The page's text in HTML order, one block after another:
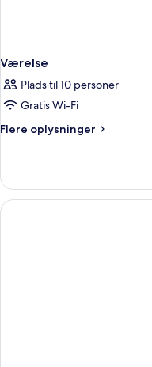
Værelse
Plads til 10 personer
Gratis Wi-Fi
Flere oplysninger
Flere